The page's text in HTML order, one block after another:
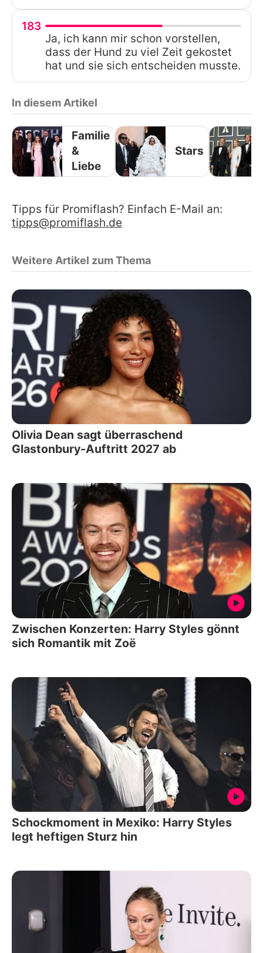
183
Ja, ich kann mir schon vorstellen,
dass der Hund zu viel Zeit gekostet
hat und sie sich entscheiden musste.
In diesem Artikel
Familie
&
Liebe
Stars
Tipps für Promiflash? Einfach E-Mail an:
tipps@promiflash.de
Weitere Artikel zum Thema
Olivia Dean sagt überraschend
Glastonbury-Auftritt 2027 ab
Zwischen Konzerten: Harry Styles gönnt
sich Romantik mit Zoë
Schockmoment in Mexiko: Harry Styles
legt heftigen Sturz hin